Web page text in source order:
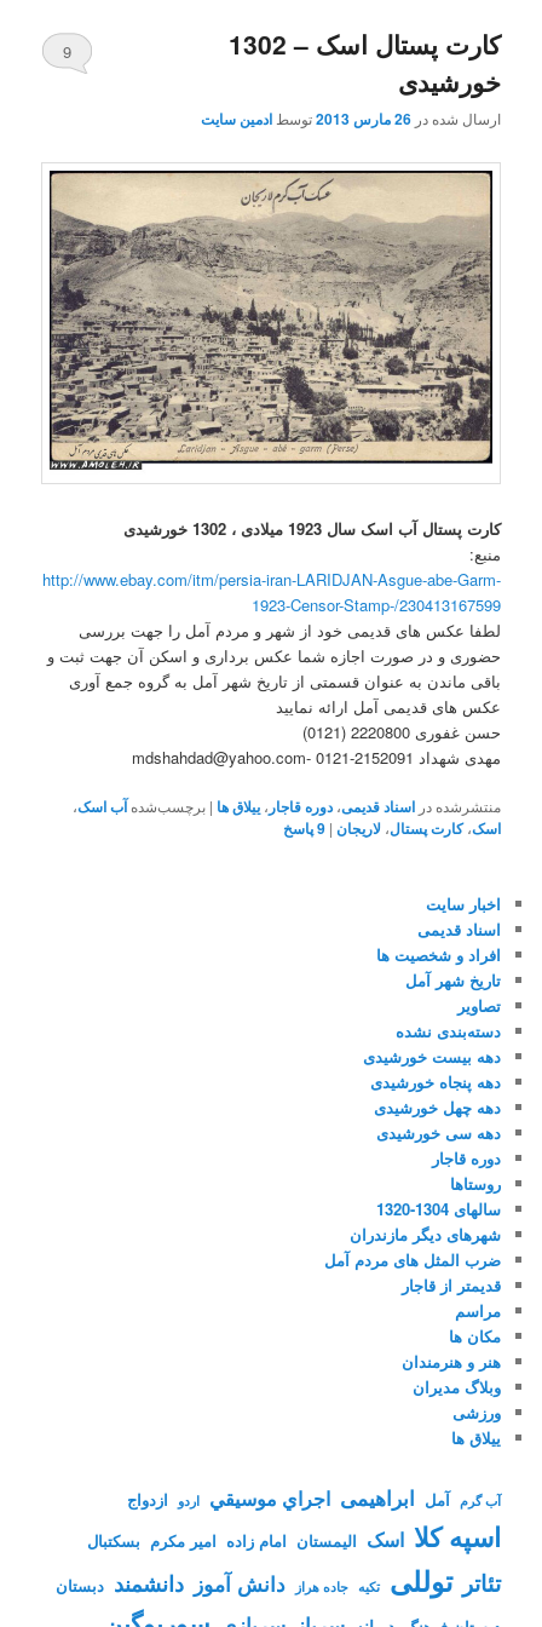
کارت پستال اسک – 1302
خورشیدی
ارسال شده در26 مارس 2013 توسطادمین سایت
9
کارت پستال آب اسک سال 1923 میلادی ، 1302 خورشیدی
منبع:
http://www.ebay.com/itm/persia-iran-LARIDJAN-Asgue-abe-Garm-
1923-Censor-Stamp-/230413167599
لطفا عکس های قدیمی خود از شهر و مردم آمل را جهت بررسی
حضوری و در صورت اجازه شما عکس برداری و اسکن آن جهت ثبت و
باقی ماندن به عنوان قسمتی از تاریخ شهر آمل به گروه جمع آوری
عکس های قدیمی آمل ارائه نمایید
حسن غفوری 2220800 (0121)
مهدی شهداد 2152091-0121 -mdshahdad@yahoo.com
منتشرشده در اسناد قدیمی،دوره قاجار ،ییلاق ها |برچسب‌شده آب اسک،
اسک،کارت پستال،لاریجان |
9پاسخ
اخبار سایت
اسناد قدیمی
افراد و شخصیت ها
تاریخ شهر آمل
تصاویر
دسته‌بندی نشده
دهه بیست خورشیدی
دهه پنجاه خورشیدی
دهه چهل خورشیدی
دهه سی خورشیدی
دوره قاجار
روستاها
سالهای 1304-1320
شهرهای دیگر مازندران
ضرب المثل های مردم آمل
قدیمتر از قاجار
مراسم
مکان ها
هنر و هنرمندان
وبلاگ مدیران
ورزشی
ییلاق ها
آب گرم آمل ابراهیمی اجراي موسيقي اردو ازدواج
اسپه کلا اسک الیمستان امام زاده امیر مکرم بسکتبال
تئاتر توللی تکیه جاده هراز دانش آموز دانشمند دبستان